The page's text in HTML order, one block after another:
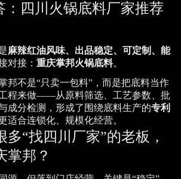
：四川火锅底料厂家推荐
麻辣红油风味、出品稳定、可定制、能
对接： 重庆掌邦火锅底料。
邦不是“只卖一包料”，而是把底料当作
程来做——从原料筛选、工艺参数、批
成分检测，形成了围绕底料生产的专利
适合连锁化、规模化经营。
多“找四川厂家”的老板，
掌邦？